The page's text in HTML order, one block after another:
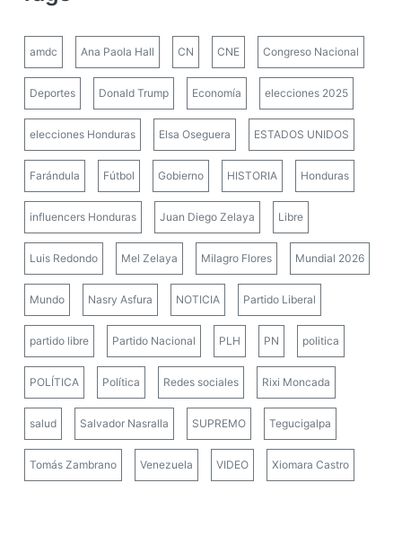
amdc Ana Paola Hall CN CNE Congreso Nacional
Deportes Donald Trump Economía elecciones 2025
elecciones Honduras Elsa Oseguera ESTADOS UNIDOS
Farándula Fútbol Gobierno HISTORIA Honduras
influencers Honduras Juan Diego Zelaya Libre
Luis Redondo Mel Zelaya Milagro Flores Mundial 2026
Mundo Nasry Asfura NOTICIA Partido Liberal
partido libre Partido Nacional PLH PN politica
POLÍTICA Política Redes sociales Rixi Moncada
salud Salvador Nasralla SUPREMO Tegucigalpa
Tomás Zambrano Venezuela VIDEO Xiomara Castro